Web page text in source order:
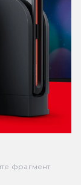
фрагмент